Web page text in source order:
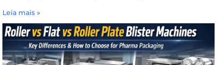
Leia mais »